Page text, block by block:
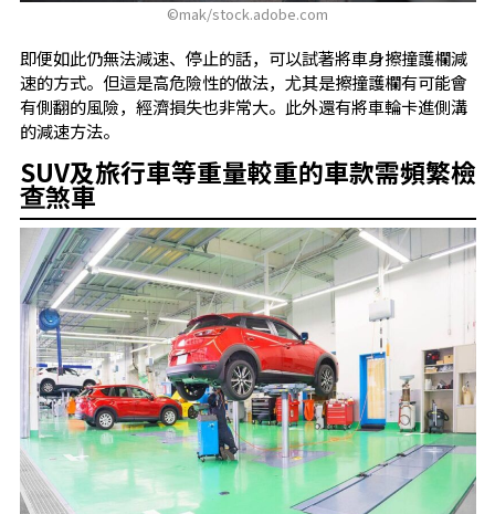
©mak/stock.adobe.com
即便如此仍無法減速、停止的話，可以試著將車身擦撞護欄減
速的方式。但這是高危險性的做法，尤其是擦撞護欄有可能會
有側翻的風險，經濟損失也非常大。此外還有將車輪卡進側溝
的減速方法。
SUV及旅行車等重量較重的車款需頻繁檢
查煞車